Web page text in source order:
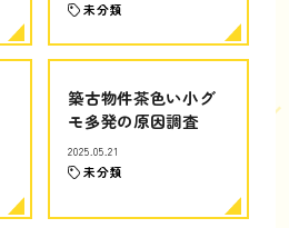
未分類
築古物件茶色い小グ
モ多発の原因調査
2025.05.21
未分類